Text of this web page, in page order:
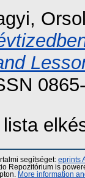
lista
segítséget: eprints
Repozitórium is
More information